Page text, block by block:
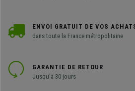
ENVOI GRATUIT DE VOS
dans toute la France métropolitaine
GARANTIE DE RETOUR
Jusqu'à 30 jours